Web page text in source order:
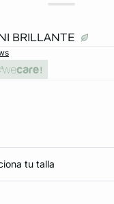
BRILLANTE
tu talla